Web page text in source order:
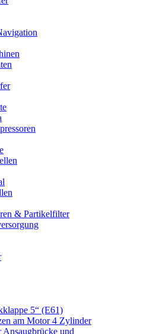
& Partikelfilter
5“ (E61)
am Motor 4 Zylinder
Ansaugbrücke und